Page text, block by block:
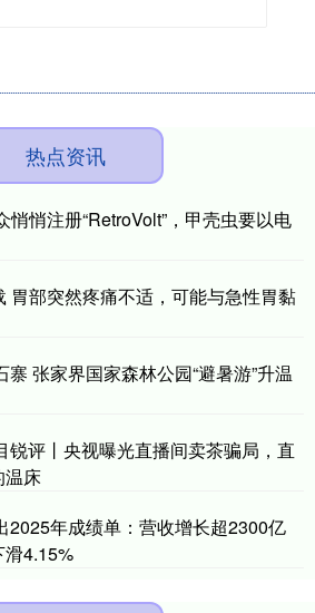
热点资讯
悄注册“RetroVolt”，甲壳虫要以电
胃部突然疼痛不适，可能与急性胃黏
张家界国家森林公园“避暑游”升温
锐评丨央视曝光直播间卖茶骗局，直
温床
2025年成绩单：营收增长超2300亿
4.15%